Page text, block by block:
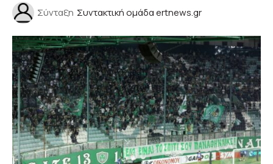
Σύνταξη Συντακτική ομάδα ertnews.gr